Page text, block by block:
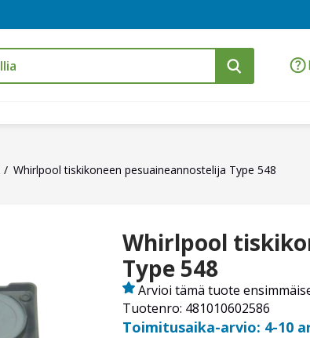
Whirlpool tiskikoneen pesuaineannostelija Type 548
Whirlpool
Type 548
Tuotenro: 481010602586
Arvioi tämä tuote
Toimitusaika-arvio: 4-10